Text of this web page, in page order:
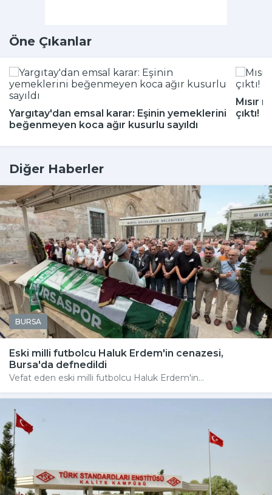
Öne Çıkanlar
Yargıtay'dan emsal karar: Eşinin yemeklerini
beğenmeyen koca ağır kusurlu sayıldı
Mısır
çıktı!
Diğer Haberler
BURSA
Eski milli futbolcu Haluk Erdem'in cenazesi,
Bursa'da defnedildi
Vefat eden eski milli futbolcu Haluk Erdem'in...